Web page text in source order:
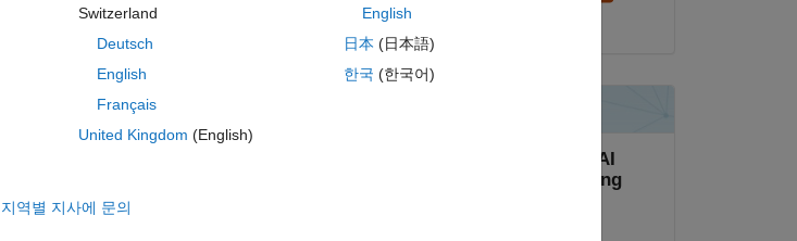
2024년 2월 28일
Switzerland
Deutsch
English
Français
United Kingdom (English)
English
日本 (日本語)
한국 (한국어)
지역별 지사에 문의